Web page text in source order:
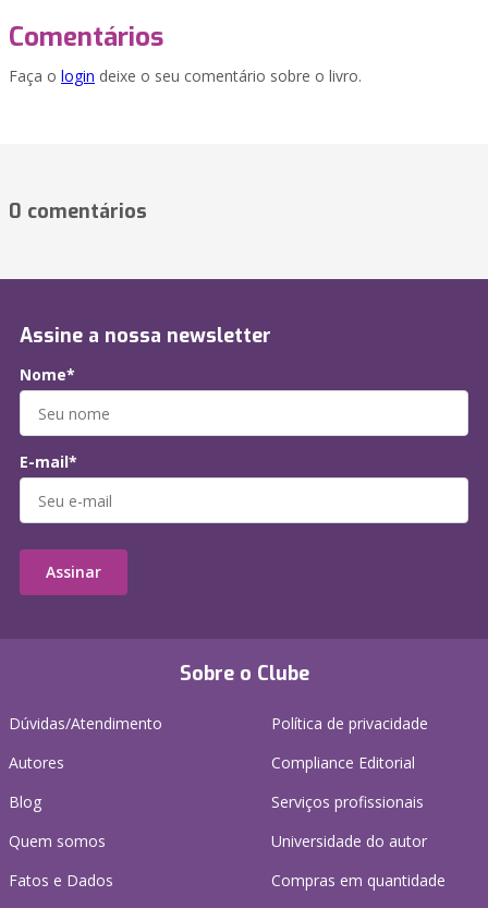
Comentários
Faça o login deixe o seu comentário sobre o livro.
0 comentários
Sobre o Clube
Dúvidas/Atendimento
Autores
Blog
Quem somos
Fatos e Dados
Política de privacidade
Compliance Editorial
Serviços profissionais
Universidade do autor
Compras em quantidade
Assine a nossa newsletter
Nome*
E-mail*
Assinar